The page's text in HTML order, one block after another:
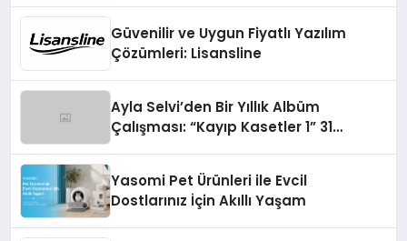
Güvenilir ve Uygun Fiyatlı Yazılım
Çözümleri: Lisansline
Ayla Selvi’den Bir Yıllık Albüm
Çalışması: “Kayıp Kasetler 1” 31
Yasomi Pet Ürünleri ile Evcil
Dostlarınız İçin Akıllı Yaşam